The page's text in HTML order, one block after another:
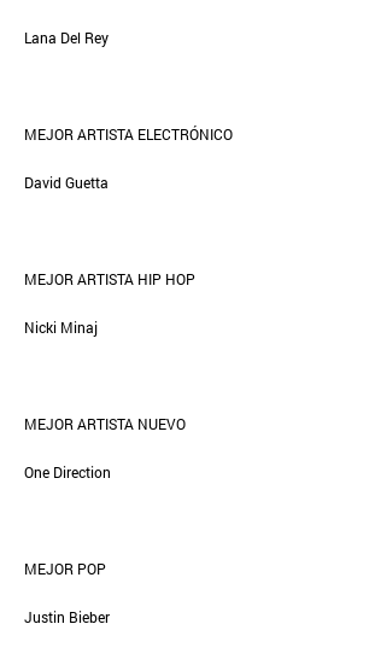
Lana Del Rey
MEJOR ARTISTA ELECTRÓNICO
David Guetta
MEJOR ARTISTA HIP HOP
Nicki Minaj
MEJOR ARTISTA NUEVO
One Direction
MEJOR POP
Justin Bieber